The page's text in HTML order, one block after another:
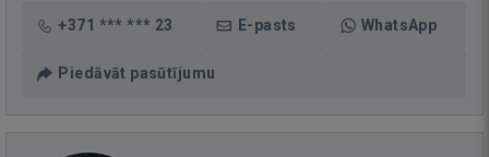
+371 *** *** 23 E-pasts WhatsApp
Piedāvāt pasūtījumu